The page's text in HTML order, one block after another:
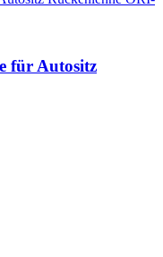
für Autositz